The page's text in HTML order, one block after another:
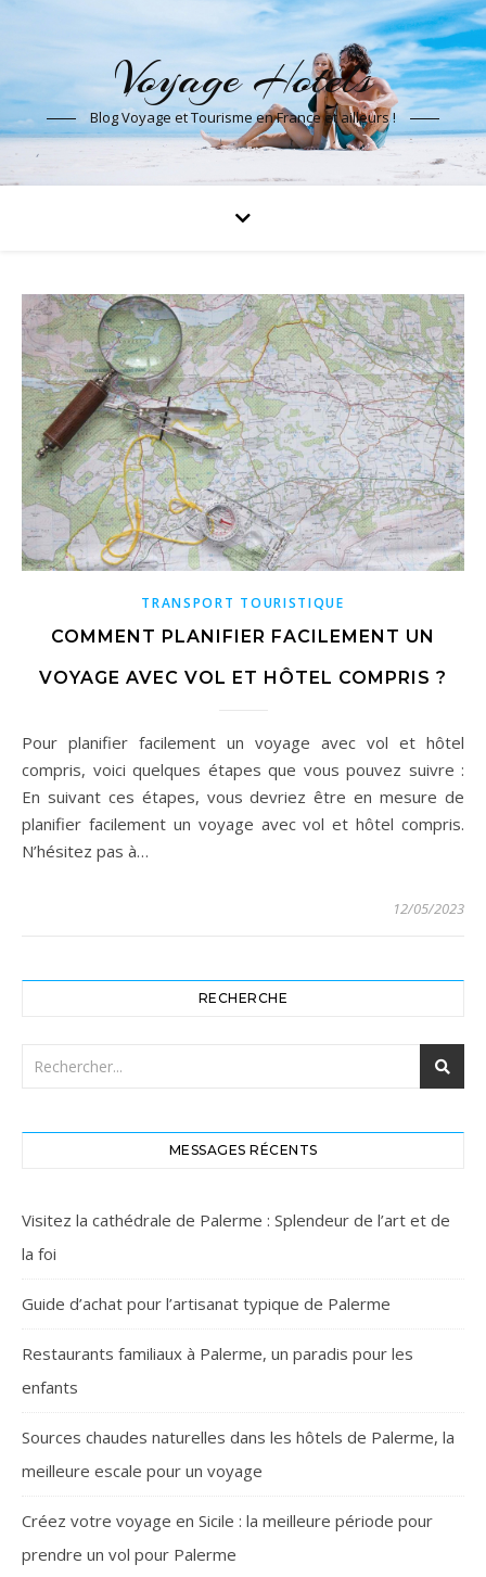
Voyage Hotels
Blog Voyage et Tourisme en France et ailleurs !
TRANSPORT TOURISTIQUE
COMMENT PLANIFIER FACILEMENT UN
VOYAGE AVEC VOL ET HÔTEL COMPRIS ?
Pour planifier facilement un voyage avec vol et hôtel
compris, voici quelques étapes que vous pouvez suivre :
En suivant ces étapes, vous devriez être en mesure de
planifier facilement un voyage avec vol et hôtel compris.
N’hésitez pas à…
12/05/2023
RECHERCHE
MESSAGES RÉCENTS
Visitez la cathédrale de Palerme : Splendeur de l’art et de
la foi
Guide d’achat pour l’artisanat typique de Palerme
Restaurants familiaux à Palerme, un paradis pour les
enfants
Sources chaudes naturelles dans les hôtels de Palerme, la
meilleure escale pour un voyage
Créez votre voyage en Sicile : la meilleure période pour
prendre un vol pour Palerme